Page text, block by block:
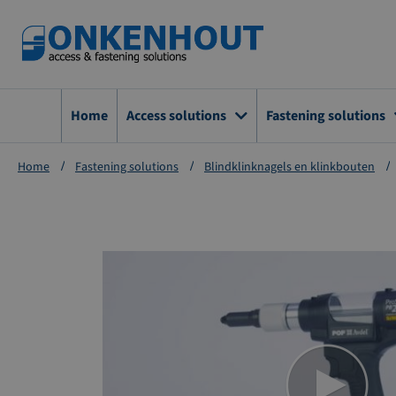
Home Access solutions Fastening solutions
Home Fastening solutions Blindklinknagels en klinkbouten